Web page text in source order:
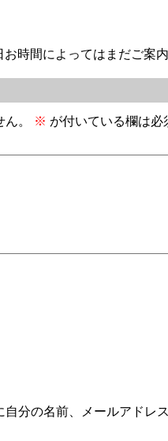
お時間によってはまだご案
。 ※ が付いている欄は必
分の名前、メールアドレ